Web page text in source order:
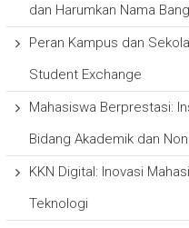
dan Harumkan Nama
Peran Kampus dan
Student Exchange
Mahasiswa Berprestasi:
Bidang Akademik dan
KKN Digital: Inovasi
Teknologi